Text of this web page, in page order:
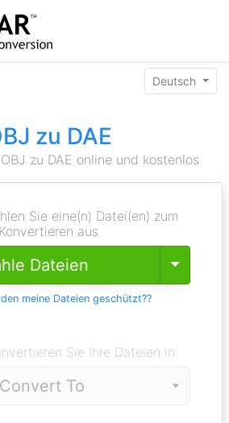
Deutsch
zu DAE
zu DAE online und kostenlos
Sie eine(n) Datei(en) zum
Konvertieren aus
Dateien Toggle
meine Dateien geschützt??
Sie Ihre Dateien in